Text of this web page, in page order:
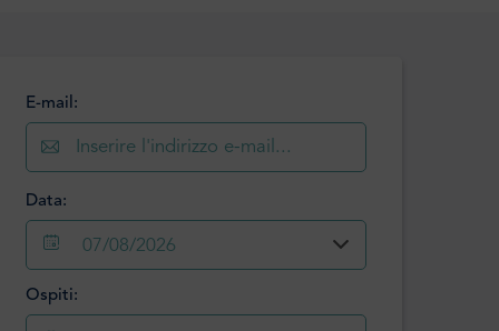
E-mail:
Data:
07/08/2026
Ospiti: